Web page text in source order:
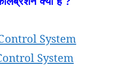
System
System